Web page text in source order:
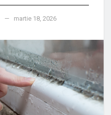
martie 18, 2026